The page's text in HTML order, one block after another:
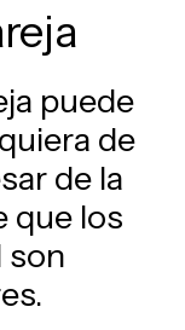
puede
de
de la
que los
son